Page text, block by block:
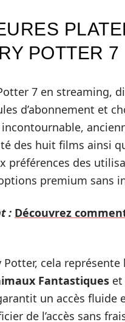
POTTER 7
7 en streaming,
d’abonnement et
des huit films ainsi
préférences des
premium sans
: Découvrez
cela
Fantastiques et
un accès fluide
de l’accès sans